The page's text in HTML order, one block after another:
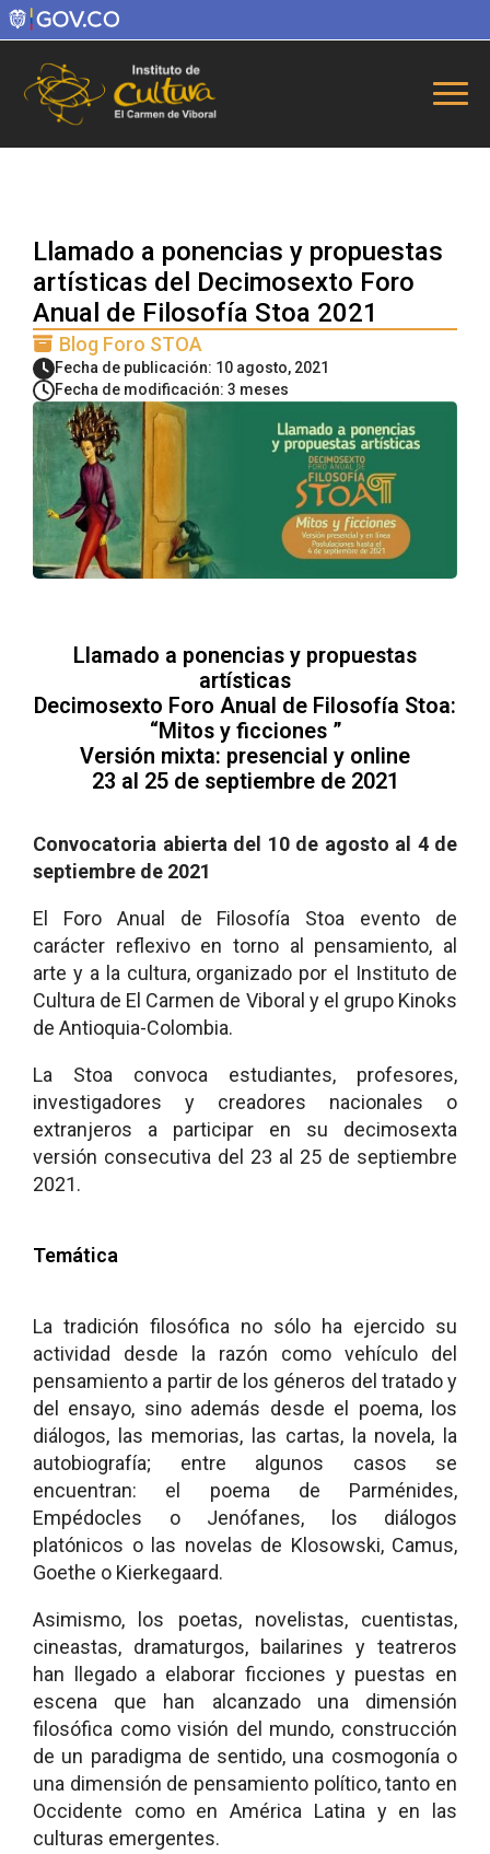
Llamado a ponencias y propuestas
artísticas del Decimosexto Foro
Anual de Filosofía Stoa 2021
Blog Foro STOA
Fecha de publicación: 10 agosto, 2021
Fecha de modificación: 3 meses
Llamado a ponencias y propuestas
artísticas
Decimosexto Foro Anual de Filosofía Stoa:
“Mitos y ficciones ”
Versión mixta: presencial y online
23 al 25 de septiembre de 2021
Convocatoria abierta del 10 de agosto al 4 de
septiembre de 2021
El Foro Anual de Filosofía Stoa evento de
carácter reflexivo en torno al pensamiento, al
arte y a la cultura, organizado por el Instituto de
Cultura de El Carmen de Viboral y el grupo Kinoks
de Antioquia-Colombia.
La Stoa convoca estudiantes, profesores,
investigadores y creadores nacionales o
extranjeros a participar en su decimosexta
versión consecutiva del 23 al 25 de septiembre
2021.
Temática
La tradición filosófica no sólo ha ejercido su
actividad desde la razón como vehículo del
pensamiento a partir de los géneros del tratado y
del ensayo, sino además desde el poema, los
diálogos, las memorias, las cartas, la novela, la
autobiografía; entre algunos casos se
encuentran: el poema de Parménides,
Empédocles o Jenófanes, los diálogos
platónicos o las novelas de Klosowski, Camus,
Goethe o Kierkegaard.
Asimismo, los poetas, novelistas, cuentistas,
cineastas, dramaturgos, bailarines y teatreros
han llegado a elaborar ficciones y puestas en
escena que han alcanzado una dimensión
filosófica como visión del mundo, construcción
de un paradigma de sentido, una cosmogonía o
una dimensión de pensamiento político, tanto en
Occidente como en América Latina y en las
culturas emergentes.